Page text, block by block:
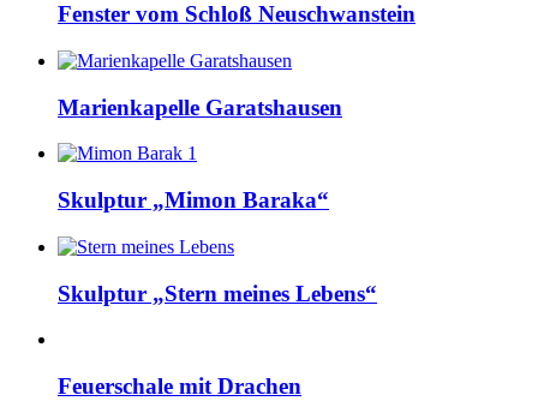
Fenster vom Schloß Neuschwanstein
Marienkapelle Garatshausen
Skulptur „Mimon Baraka“
Skulptur „Stern meines Lebens“
Feuerschale mit Drachen